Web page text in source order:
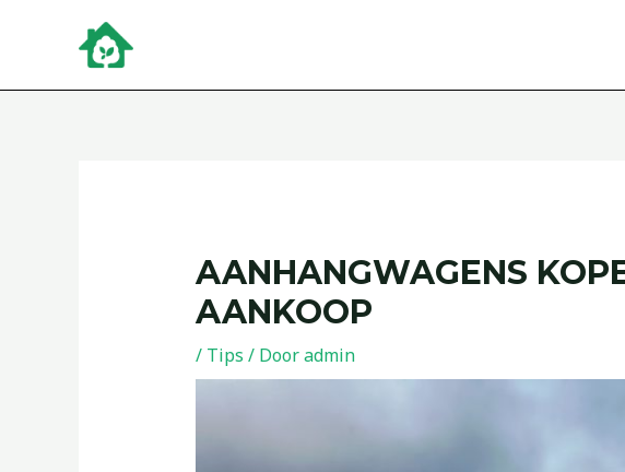
AANHANGWAGENS
AANKOOP
/ Tips / Dooradmin
navigatie